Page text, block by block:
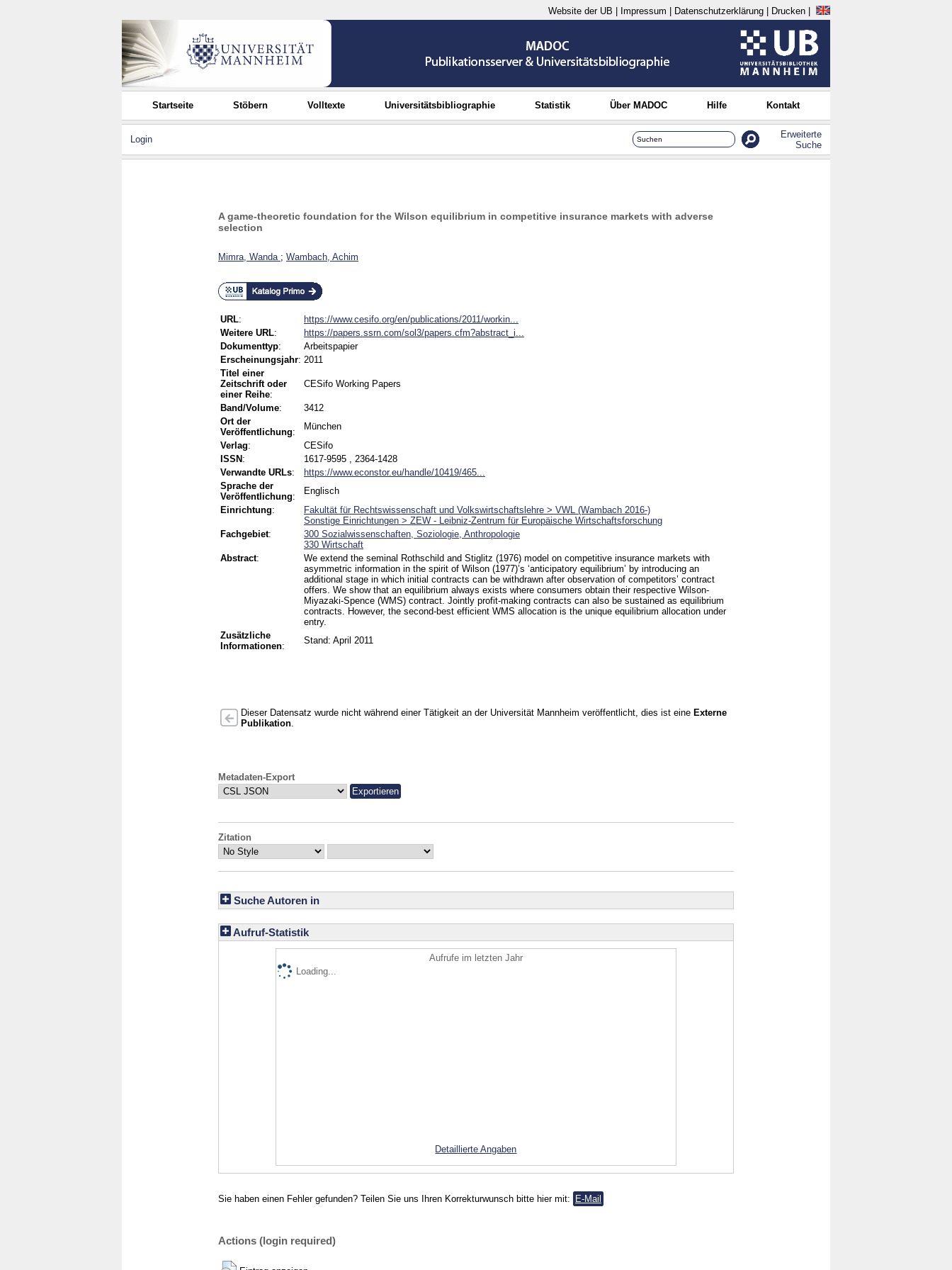
Website der UB Impressum Datenschutzerklärung Drucken
Startseite Stöbern Volltexte Universitätsbibliographie Statistik Über MADOC Hilfe Kontakt
Login
Erweiterte
Suche
A game-theoretic foundation for the Wilson equilibrium in competitive insurance markets with adverse
selection
Mimra, Wanda ; Wambach, Achim
URL:
https://www.cesifo.org/en/publications/2011/workin...
Weitere URL:
https://papers.ssrn.com/sol3/papers.cfm?abstract_i...
Dokumenttyp:
Arbeitspapier
Erscheinungsjahr: 2011
Titel einer
Zeitschrift oder
einer Reihe:
CESifo Working Papers
Band/Volume:
3412
Ort der
Veröffentlichung:
München
Verlag:
CESifo
ISSN :
1617-9595 , 2364‐1428
Verwandte URLs:
https://www.econstor.eu/handle/10419/465...
Sprache der
Veröffentlichung:
Englisch
Einrichtung:
Fakultät für Rechtswissenschaft und Volkswirtschaftslehre > VWL (Wambach 2016-)
Sonstige Einrichtungen > ZEW - Leibniz-Zentrum für Europäische Wirtschaftsforschung
Fachgebiet:
300 Sozialwissenschaften, Soziologie, Anthropologie
330 Wirtschaft
Abstract:
We extend the seminal Rothschild and Stiglitz (1976) model on competitive insurance markets with
asymmetric information in the spirit of Wilson (1977)’s ‘anticipatory equilibrium’ by introducing an
additional stage in which initial contracts can be withdrawn after observation of competitors’ contract
offers. We show that an equilibrium always exists where consumers obtain their respective Wilson-
Miyazaki-Spence (WMS) contract. Jointly profit-making contracts can also be sustained as equilibrium
contracts. However, the second-best efficient WMS allocation is the unique equilibrium allocation under
entry.
Zusätzliche
Informationen:
Stand: April 2011
Dieser Datensatz wurde nicht während einer Tätigkeit an der Universität Mannheim veröffentlicht, dies ist eine Externe
Publikation
Metadaten-Export
Zitation
Suche Autoren in
Aufruf-Statistik
Aufrufe im letzten Jahr
Loading...
Detaillierte Angaben
Sie haben einen Fehler gefunden? Teilen Sie uns Ihren Korrekturwunsch bitte hier mit: E-Mail
Actions (login required)